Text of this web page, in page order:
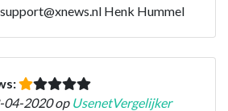
Henk Hummel
04-2020 op UsenetVergelijker